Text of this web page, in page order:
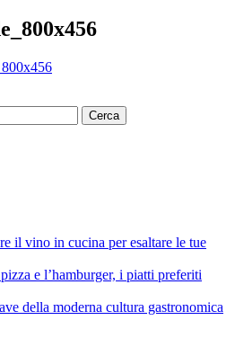
il vino in cucina per esaltare le tue
e l’hamburger, i piatti preferiti
della moderna cultura gastronomica